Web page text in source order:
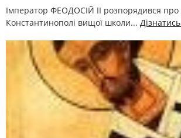
Імператор ФЕОДОСІЙ II розпорядився про
Константинополі вищої школи...